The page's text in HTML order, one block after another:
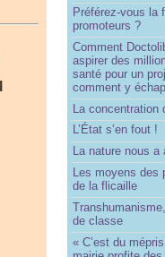
Préférez-vous la
promoteurs ?
Comment
aspirer des
santé pour un
comment y
La concentration
L’État s’en fout !
La nature nous a
Les moyens des
de la flicaille
de classe
« C’est du